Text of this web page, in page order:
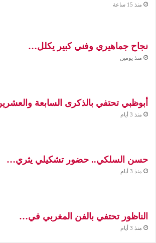
منذ 15 ساعة
نجاح جماهيري وفني كبير يكلل…
منذ يومين
أبوظبي تحتفي بالذكرى السابعة
منذ 3 أيام
حسن السلكي.. حضور تشكيلي يثري…
منذ 3 أيام
الناظور تحتفي بالفن المغربي في…
منذ 3 أيام